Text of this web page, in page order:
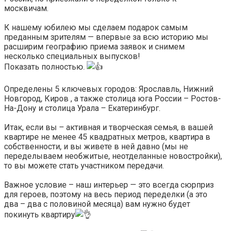
москвичам.
К нашему юбилею мы сделаем подарок самым
преданным зрителям — впервые за всю историю мы
расширим географию приема заявок и снимем
несколько специальных выпусков!
Показать полностью.
Определены 5 ключевых городов: Ярославль, Нижний
Новгород, Киров , а также столица юга России – Ростов-
На-Дону и столица Урала – Екатеринбург.
Итак, если вы – активная и творческая семья, в вашей
квартире не менее 45 квадратных метров, квартира в
собственности, и вы живете в ней давно (мы не
переделываем необжитые, неотделанные новостройки),
то вы можете стать участником передачи.
Важное условие – наш интерьер — это всегда сюрприз
для героев, поэтому на весь период переделки (а это
два – два с половиной месяца) вам нужно будет
покинуть квартиру